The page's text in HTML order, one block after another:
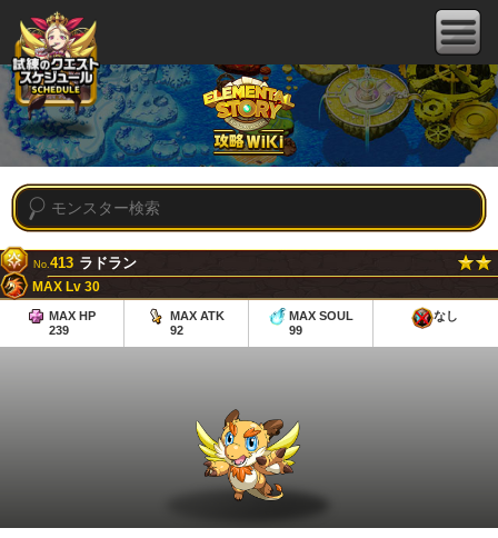
No.413 ラドラン
MAX Lv 30
MAX HP
239
MAX ATK
92
MAX SOUL
99
なし